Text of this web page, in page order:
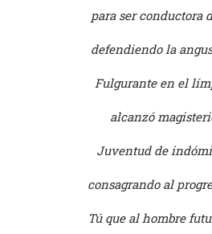
para ser conductora
defendiendo la
Fulgurante en el
alcanzó
Juventud de
consagrando al
Tú que al hombre